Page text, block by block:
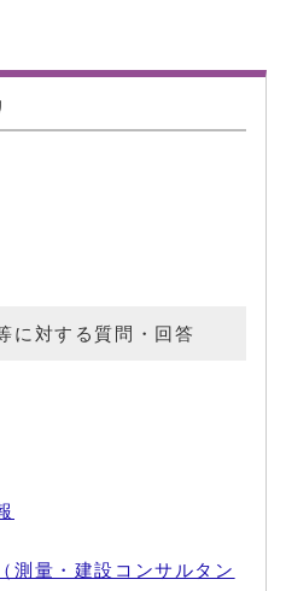
に対する質問・回答
測量・建設コンサルタン